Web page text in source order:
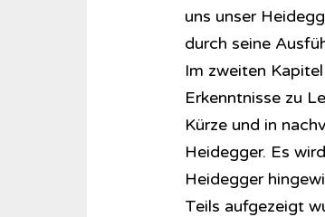
uns unser
durch seine
Im zweiten
Erkenntnisse zu
Kürze und in
Heidegger. Es
Heidegger
Teils aufgezeigt